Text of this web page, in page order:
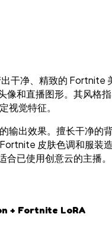
干净、精致的 Fortnite
像和直播图形。其风格
视觉特征。
输出效果。擅长干净的
皮肤色调和服装造
合已使用创意云的主播。
+ Fortnite LoRA